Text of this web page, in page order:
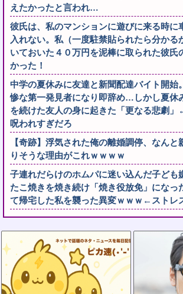
えたかったと言われ…
彼氏は、私のマンションに遊びに来る時に
入れない。私（一度駐禁貼られたら分か
いておいた４０万円を泥棒に取られた彼氏
かった！
中学の夏休みに友達と新聞配達バイト開始
惨な第一発見者になり即辞め…しかし夏休
を続けた友人の身に起きた「更なる悲劇」
呪われすぎだろ
【奇跡】浮気された俺の離婚調停、なんと
りそうな理由がこれｗｗｗｗ
子連れだらけのホムパに迷い込んだ子ども
たこ焼きを焼き続け「焼き役放免」にな
て帰宅した私を襲った異変ｗｗｗ←ストレ